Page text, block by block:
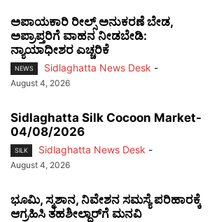
ಅಪಾಯಕಾರಿ ರೀಲ್ಸ್ ಅನುಕರಣೆ ಬೇಡ,
ಅಪ್ರಾಪ್ತರಿಗೆ ವಾಹನ ನೀಡಬೇಡಿ:
ನ್ಯಾಯಾಧೀಶರ ಎಚ್ಚರಿಕೆ
NEWS Sidlaghatta News Desk -
August 4, 2026
Sidlaghatta Silk Cocoon Market-
04/08/2026
SILK Sidlaghatta News Desk -
August 4, 2026
ಭೂಮಿ, ಸ್ಮಶಾನ, ನಿವೇಶನ ಸಮಸ್ಯೆ ಪರಿಹಾರಕ್ಕೆ
ಆಗ್ರಹಿಸಿ ತಹಶೀಲ್ದಾರ್‌ಗೆ ಮನವಿ